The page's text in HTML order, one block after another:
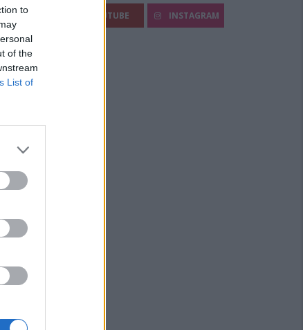
to
of the
List of
FACEBOOK YOUTUBE INSTAGRAM